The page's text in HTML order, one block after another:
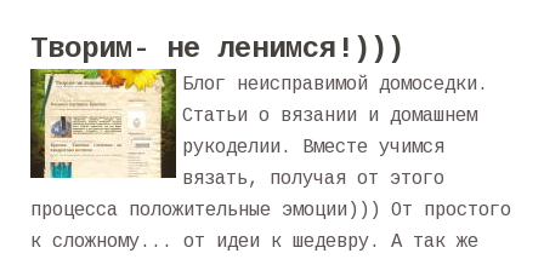
Творим- не ленимся!)))
Блог неисправимой домоседки.
Статьи о вязании и домашнем
рукоделии. Вместе учимся
вязать, получая от этого
процесса положительные эмоции))) От простого
к сложному... от идеи к шедевру. А так же